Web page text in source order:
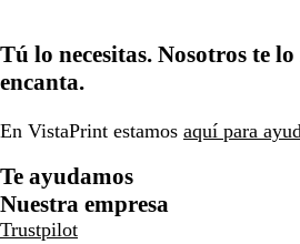
Tú lo necesitas. Nosotros te
encanta.
En VistaPrint estamos aquí para
Te ayudamos
Nuestra empresa
Trustpilot